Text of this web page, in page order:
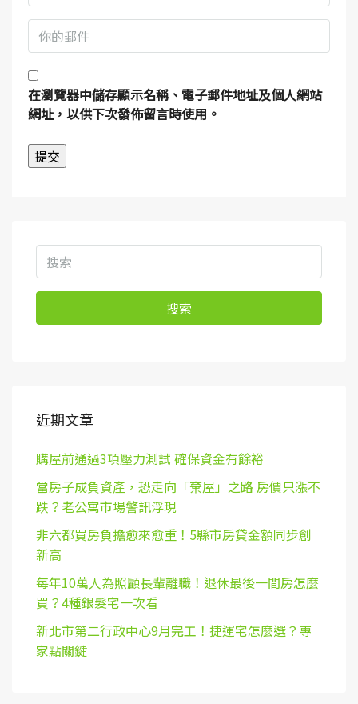
在瀏覽器中儲存顯示名稱、電子郵件地址及個人網站
網址，以供下次發佈留言時使用。
搜索
近期文章
購屋前通過3項壓力測試 確保資金有餘裕
當房子成負資產，恐走向「棄屋」之路 房價只漲不
跌？老公寓市場警訊浮現
非六都買房負擔愈來愈重！5縣市房貸金額同步創
新高
每年10萬人為照顧長輩離職！退休最後一間房怎麼
買？4種銀髮宅一次看
新北市第二行政中心9月完工！捷運宅怎麼選？專
家點關鍵